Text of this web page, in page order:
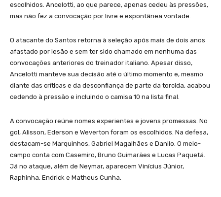
escolhidos. Ancelotti, ao que parece, apenas cedeu às pressões,
mas não fez a convocação por livre e espontânea vontade.
O atacante do Santos retorna à seleção após mais de dois anos
afastado por lesão e sem ter sido chamado em nenhuma das
convocações anteriores do treinador italiano. Apesar disso,
Ancelotti manteve sua decisão até o último momento e, mesmo
diante das críticas e da desconfiança de parte da torcida, acabou
cedendo à pressão e incluindo o camisa 10 na lista final.
A convocação reúne nomes experientes e jovens promessas. No
gol, Alisson, Ederson e Weverton foram os escolhidos. Na defesa,
destacam-se Marquinhos, Gabriel Magalhães e Danilo. O meio-
campo conta com Casemiro, Bruno Guimarães e Lucas Paquetá.
Já no ataque, além de Neymar, aparecem Vinícius Júnior,
Raphinha, Endrick e Matheus Cunha.